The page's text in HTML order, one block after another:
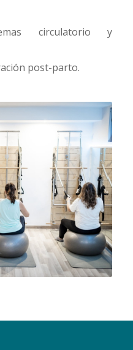
circulatorio y
post-parto.